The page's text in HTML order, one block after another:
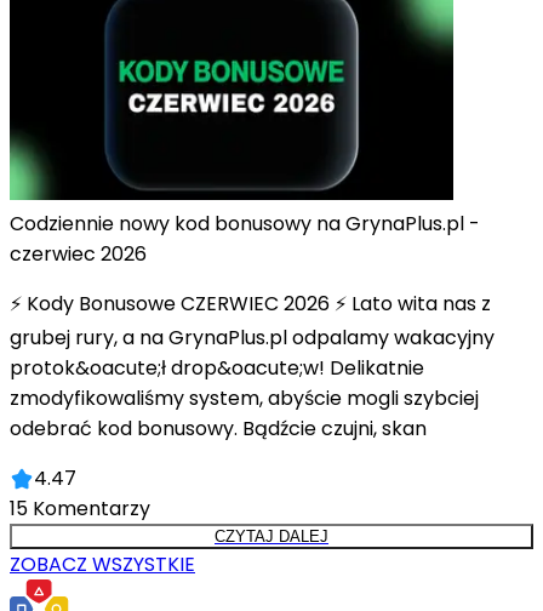
Codziennie nowy kod bonusowy na GrynaPlus.pl -
czerwiec 2026
⚡ Kody Bonusowe CZERWIEC 2026 ⚡ Lato wita nas z
grubej rury, a na GrynaPlus.pl odpalamy wakacyjny
protok&oacute;ł drop&oacute;w! Delikatnie
zmodyfikowaliśmy system, abyście mogli szybciej
odebrać kod bonusowy. Bądźcie czujni, skan
4.47
15 Komentarzy
CZYTAJ DALEJ
ZOBACZ WSZYSTKIE